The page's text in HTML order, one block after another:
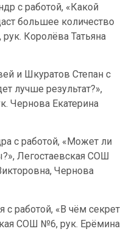
с работой, «Какой
большее количество
Королёва Татьяна
и Шкуратов Степан с
лучше результат?»,
Чернова Екатерина
с работой, «Может ли
Легостаевская СОШ
Чернова
с работой, «В чём секрет
СОШ №6, рук. Ерёмина